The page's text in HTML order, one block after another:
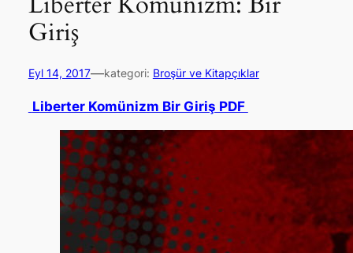
Giriş
Eyl 14, 2017—kategori: Broşür ve Kitapçıklar
Liberter Komünizm Bir Giriş PDF